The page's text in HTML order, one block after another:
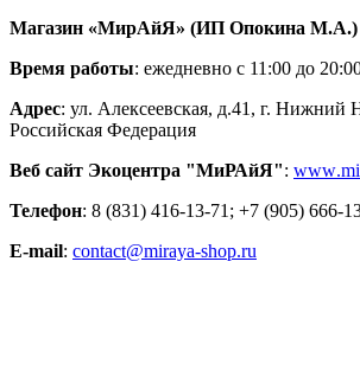
Магазин «МирАйЯ» (ИП Опокина М.А.)
Время работы: ежедневно с 11:00 до
Адрес: ул. Алексеевская, д.41, г. Нижний
Российская Федерация
Веб сайт Экоцентра "МиРАйЯ": www.
Телефон: 8 (831) 416-13-71; +7 (905) 666-
E-mail: contact@miraya-shop.ru